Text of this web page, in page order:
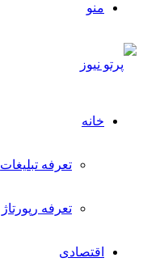
منو
خانه
تعرفه تبلیغات
تعرفه رپورتاژ
اقتصادی